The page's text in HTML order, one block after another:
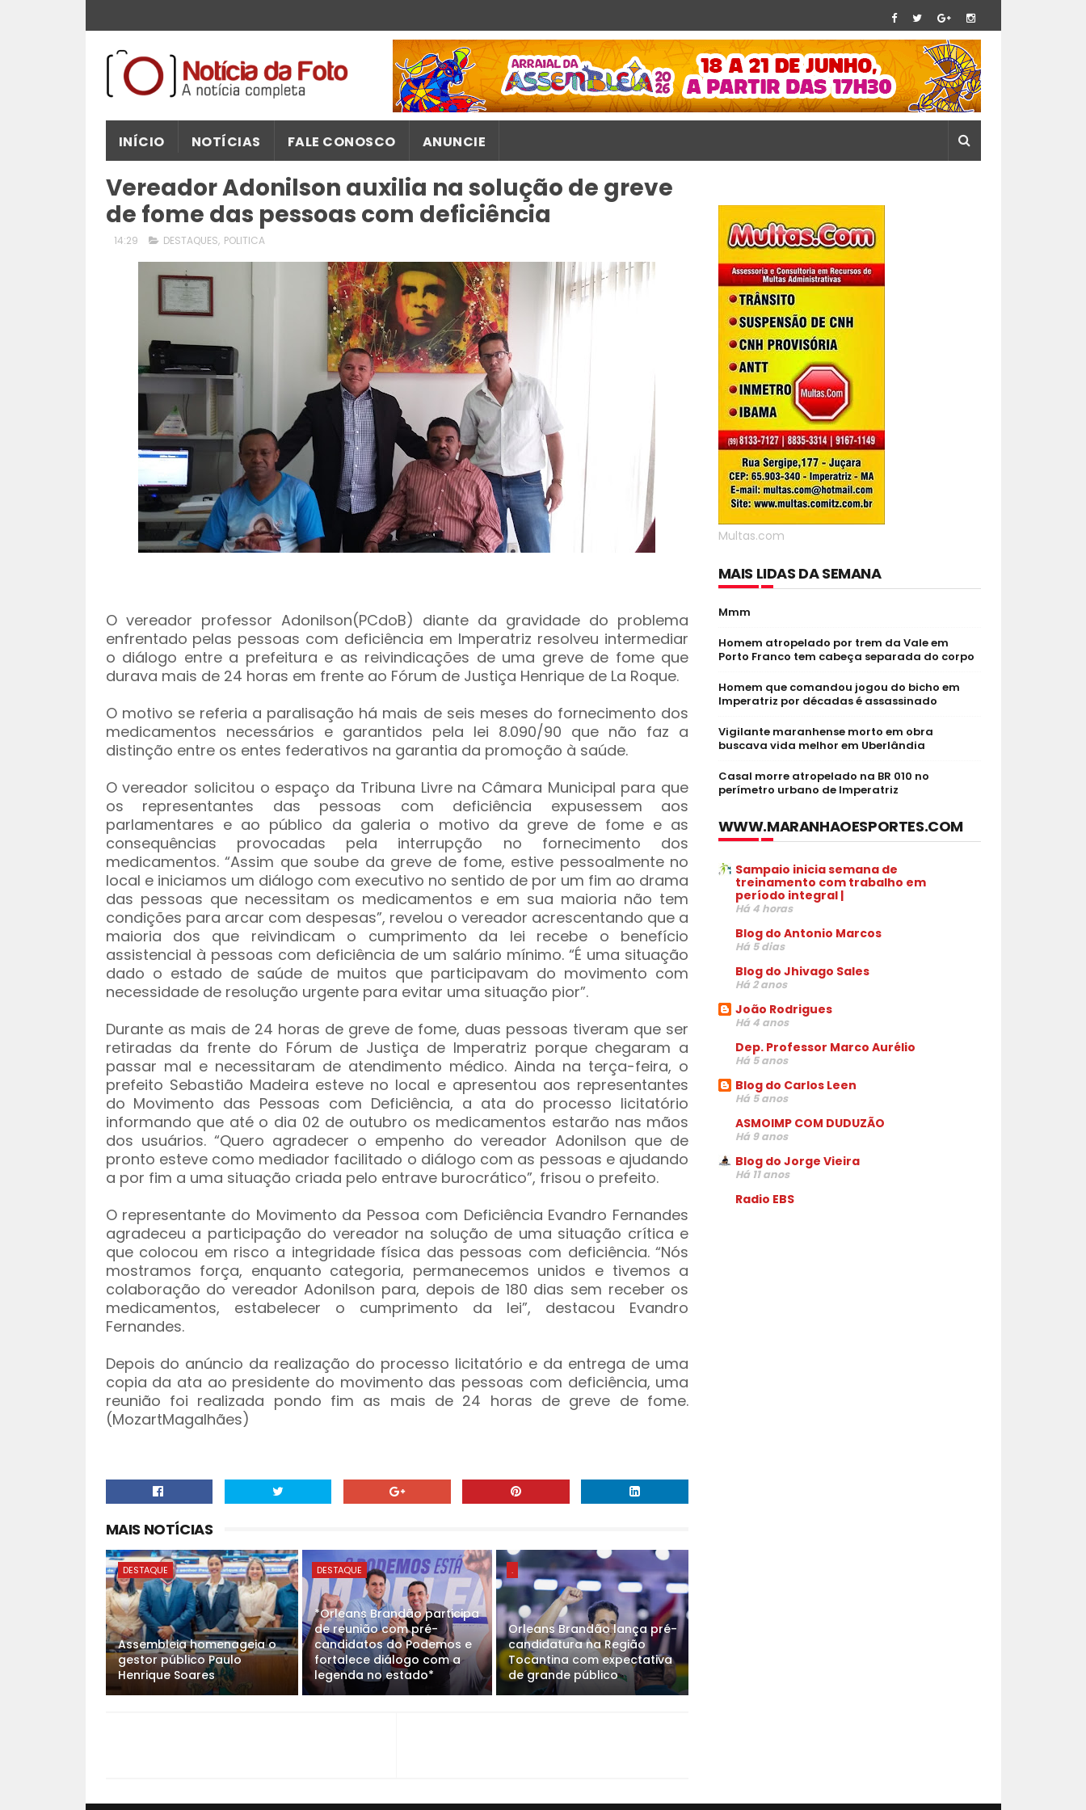
INÍCIO NOTÍCIAS FALE CONOSCO ANUNCIE
Vereador Adonilson auxilia na solução de greve
de fome das pessoas com deficiência
14:29 DESTAQUES, POLITICA
O vereador professor Adonilson(PCdoB) diante da gravidade do problema
enfrentado pelas pessoas com deficiência em Imperatriz resolveu intermediar
o diálogo entre a prefeitura e as reivindicações de uma greve de fome que
durava mais de 24 horas em frente ao Fórum de Justiça Henrique de La Roque.
O motivo se referia a paralisação há mais de seis meses do fornecimento dos
medicamentos necessários e garantidos pela lei 8.090/90 que não faz a
distinção entre os entes federativos na garantia da promoção à saúde.
O vereador solicitou o espaço da Tribuna Livre na Câmara Municipal para que
os representantes das pessoas com deficiência expusessem aos
parlamentares e ao público da galeria o motivo da greve de fome e as
consequências provocadas pela interrupção no fornecimento dos
medicamentos. “Assim que soube da greve de fome, estive pessoalmente no
local e iniciamos um diálogo com executivo no sentido de por um fim ao drama
das pessoas que necessitam os medicamentos e em sua maioria não tem
condições para arcar com despesas”, revelou o vereador acrescentando que a
maioria dos que reivindicam o cumprimento da lei recebe o benefício
assistencial à pessoas com deficiência de um salário mínimo. “É uma situação
dado o estado de saúde de muitos que participavam do movimento com
necessidade de resolução urgente para evitar uma situação pior”.
Durante as mais de 24 horas de greve de fome, duas pessoas tiveram que ser
retiradas da frente do Fórum de Justiça de Imperatriz porque chegaram a
passar mal e necessitaram de atendimento médico. Ainda na terça-feira, o
prefeito Sebastião Madeira esteve no local e apresentou aos representantes
do Movimento das Pessoas com Deficiência, a ata do processo licitatório
informando que até o dia 02 de outubro os medicamentos estarão nas mãos
dos usuários. “Quero agradecer o empenho do vereador Adonilson que de
pronto esteve como mediador facilitado o diálogo com as pessoas e ajudando
a por fim a uma situação criada pelo entrave burocrático”, frisou o prefeito.
O representante do Movimento da Pessoa com Deficiência Evandro Fernandes
agradeceu a participação do vereador na solução de uma situação crítica e
que colocou em risco a integridade física das pessoas com deficiência. “Nós
mostramos força, enquanto categoria, permanecemos unidos e tivemos a
colaboração do vereador Adonilson para, depois de 180 dias sem receber os
medicamentos, estabelecer o cumprimento da lei”, destacou Evandro
Fernandes.
Depois do anúncio da realização do processo licitatório e da entrega de uma
copia da ata ao presidente do movimento das pessoas com deficiência, uma
reunião foi realizada pondo fim as mais de 24 horas de greve de fome.
(MozartMagalhães)
MAIS NOTÍCIAS
DESTAQUE
Assembleia homenageia o
gestor público Paulo
Henrique Soares
DESTAQUE
*Orleans Brandão participa
de reunião com pré-
candidatos do Podemos e
fortalece diálogo com a
legenda no estado*
.
Orleans Brandão lança pré-
candidatura na Região
Tocantina com expectativa
de grande público
Multas.com
MAIS LIDAS DA SEMANA
Mmm
Homem atropelado por trem da Vale em
Porto Franco tem cabeça separada do corpo
Homem que comandou jogou do bicho em
Imperatriz por décadas é assassinado
Vigilante maranhense morto em obra
buscava vida melhor em Uberlândia
Casal morre atropelado na BR 010 no
perímetro urbano de Imperatriz
WWW.MARANHAOESPORTES.COM
Sampaio inicia semana de
treinamento com trabalho em
período integral |
Há 4 horas
Blog do Antonio Marcos
Há 5 dias
Blog do Jhivago Sales
Há 2 anos
João Rodrigues
Há 4 anos
Dep. Professor Marco Aurélio
Há 5 anos
Blog do Carlos Leen
Há 5 anos
ASMOIMP COM DUDUZÃO
Há 9 anos
Blog do Jorge Vieira
Há 11 anos
Radio EBS